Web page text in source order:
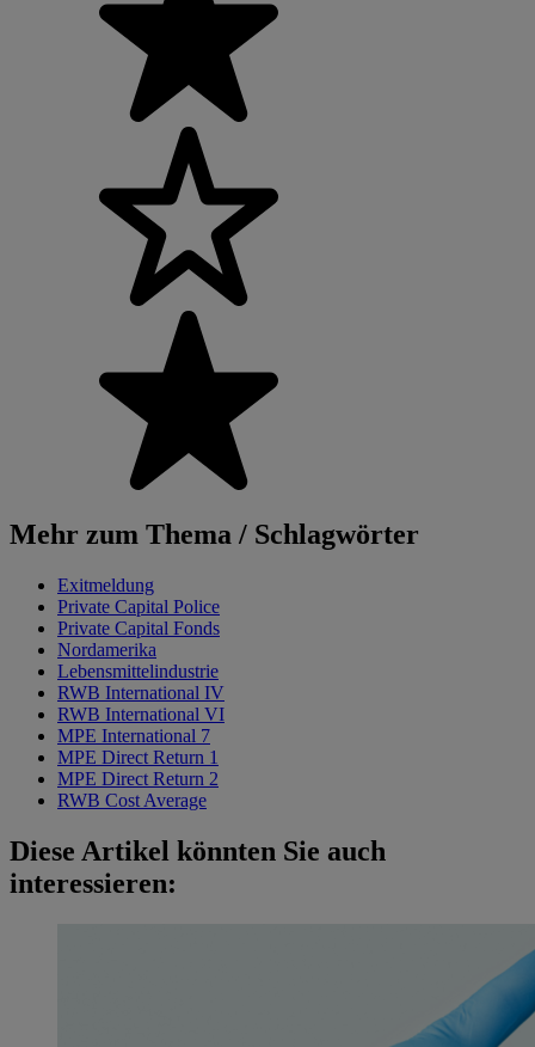
Mehr zum Thema / Schlagwörter
Exitmeldung
Private Capital Police
Private Capital Fonds
Nordamerika
Lebensmittelindustrie
RWB International IV
RWB International VI
MPE International 7
MPE Direct Return 1
MPE Direct Return 2
RWB Cost Average
Diese Artikel könnten Sie auch
interessieren: